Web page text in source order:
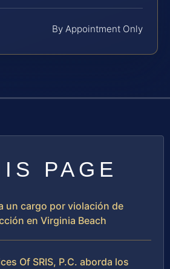
By Appointment Only
PAGE
un cargo por violación de
en Virginia Beach
Of SRIS, P.C. aborda los